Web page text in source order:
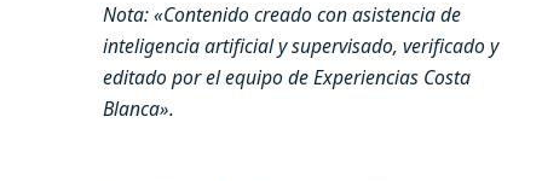
Nota: «Contenido creado con asistencia de
inteligencia artificial y supervisado, verificado y
editado por el equipo de Experiencias Costa
Blanca».